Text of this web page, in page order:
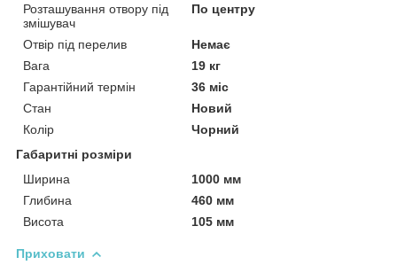
Розташування отвору під
змішувач
По центру
Отвір під перелив
Немає
Вага
19 кг
Гарантійний термін
36 міс
Стан
Новий
Колір
Чорний
Габаритні розміри
Ширина
1000 мм
Глибина
460 мм
Висота
105 мм
Приховати